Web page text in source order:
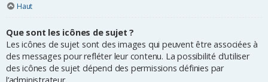
Haut
Que sont les icônes de sujet ?
Les icônes de sujet sont des images qui peuvent être associées à
des messages pour refléter leur contenu. La possibilité d’utiliser
des icônes de sujet dépend des permissions définies par